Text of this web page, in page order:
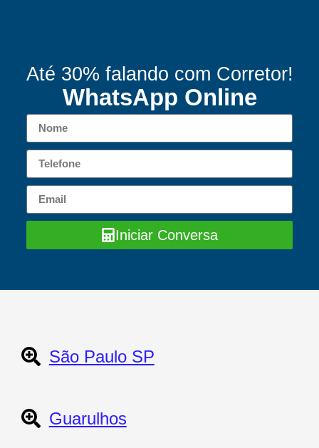
Até 30% falando com Corretor!
WhatsApp Online
Iniciar Conversa
São Paulo SP
Guarulhos